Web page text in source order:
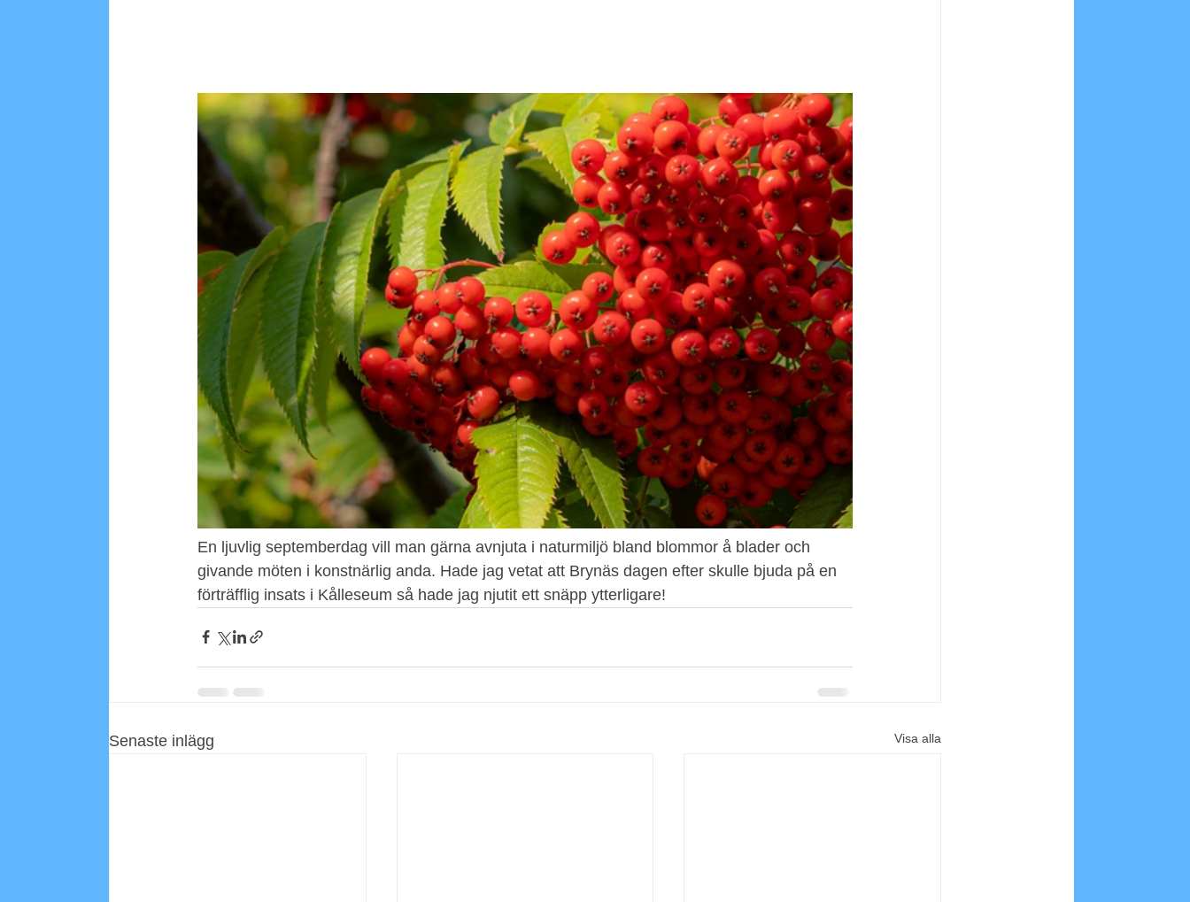
En ljuvlig septemberdag vill man gärna avnjuta i naturmiljö bland blommor å blader och
givande möten i konstnärlig anda. Hade jag vetat att Brynäs dagen efter skulle bjuda på en
förträfflig insats i Kålleseum så hade jag njutit ett snäpp ytterligare!
Senaste inlägg Visa alla